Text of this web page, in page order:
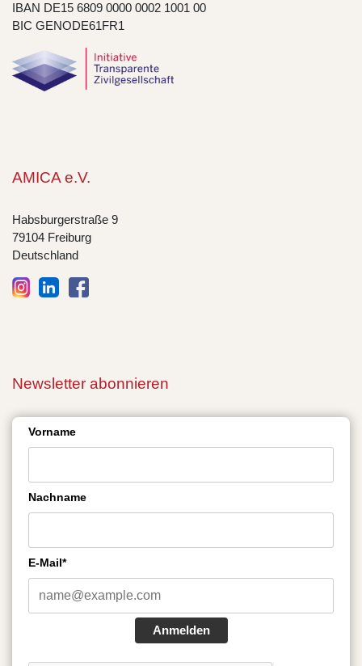
IBAN DE15 6809 0000 0002 1001 00
BIC GENODE61FR1
AMICA e.V.
Habsburgerstraße 9
79104 Freiburg
Deutschland
Newsletter abonnieren
Vorname
Nachname
E-Mail*
Anmelden